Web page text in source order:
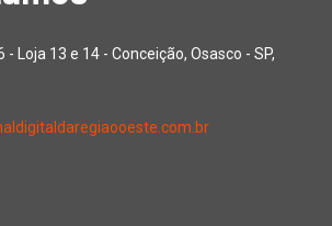
- Loja 13 e 14 - Conceição, Osasco - SP,